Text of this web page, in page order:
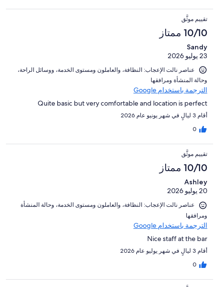
تقييم موثَّق
10/10 ممتاز
Sandy
23 يوليو 2026
عناصر نالت الإعجاب: ⁦النظافة⁩، و⁦العاملون ومستوى الخدمة⁩، و⁦وسائل الراحة⁩،
و⁦حالة المنشأة ومرافقها⁩
الترجمة باستخدام Google
Quite basic but very comfortable and location is perfect
أقام 3 ليالٍ في شهر يونيو عام 2026
0
تقييم موثَّق
10/10 ممتاز
Ashley
20 يوليو 2026
عناصر نالت الإعجاب: ⁦النظافة⁩، و⁦العاملون ومستوى الخدمة⁩، و⁦حالة المنشأة
ومرافقها⁩
الترجمة باستخدام Google
Nice staff at the bar
أقام 3 ليالٍ في شهر يوليو عام 2026
0